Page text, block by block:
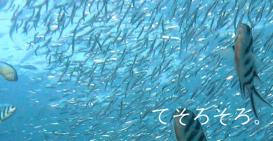
てそろそろ。